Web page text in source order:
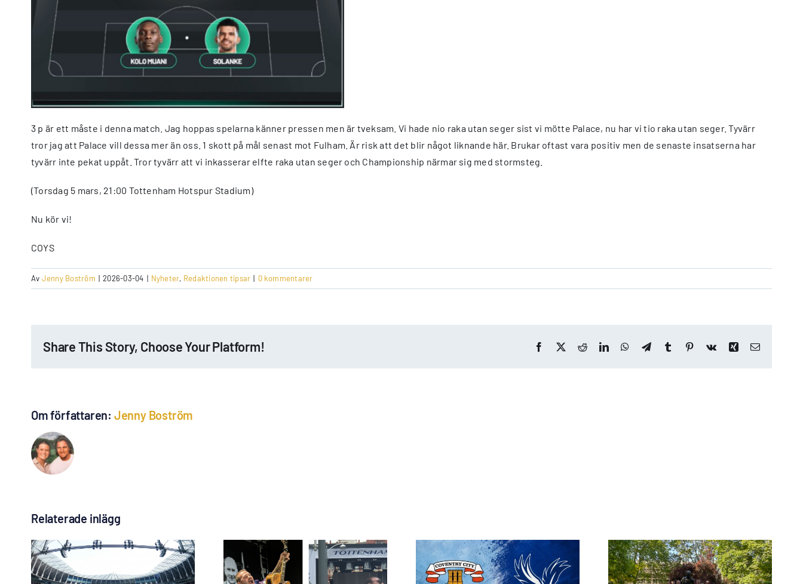
3 p är ett måste i denna match. Jag hoppas spelarna känner pressen men är tveksam. Vi hade nio raka utan seger sist vi mötte Palace, nu har vi tio raka utan seger. Tyvärr
tror jag att Palace vill dessa mer än oss. 1 skott på mål senast mot Fulham. Är risk att det blir något liknande här. Brukar oftast vara positiv men de senaste insatserna har
tyvärr inte pekat uppåt. Tror tyvärr att vi inkasserar elfte raka utan seger och Championship närmar sig med stormsteg.
(Torsdag 5 mars, 21:00 Tottenham Hotspur Stadium)
Nu kör vi!
COYS
Av Jenny Boström | 2026-03-04 | Nyheter, Redaktionen tipsar | 0 kommentarer
Share This Story, Choose Your Platform! Facebook
X RedditLinkedInWhatsApp
TelegramTumblr Pinterest
Vk Xing E-
Om författaren: Jenny Boström
Relaterade inlägg